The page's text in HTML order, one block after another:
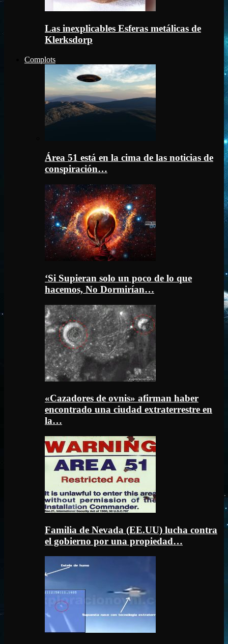
Las inexplicables Esferas metálicas de
Klerksdorp
Complots
Área 51 está en la cima de las noticias de
conspiración…
‘Si Supieran solo un poco de lo que
hacemos, No Dormirían…
«Cazadores de ovnis» afirman haber
encontrado una ciudad extraterrestre en
la…
Familia de Nevada (EE.UU) lucha contra
el gobierno por una propiedad…